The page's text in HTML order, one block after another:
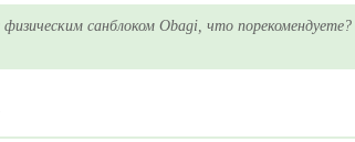
санблоком Obagi, что порекомендуете?